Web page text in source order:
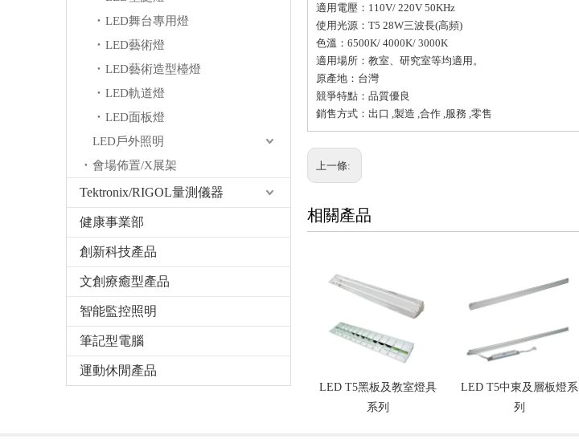
LED舞台專用燈
LED藝術燈
LED藝術造型檯燈
LED軌道燈
LED面板燈
LED戶外照明
會場佈置/X展架
Tektronix/RIGOL量測儀器
健康事業部
創新科技產品
文創療癒型產品
智能監控照明
筆記型電腦
運動休閒產品
適用電壓：110V/ 220V 50KHz
使用光源：T5 28W三波長(高頻)
色溫：6500K/ 4000K/ 3000K
適用場所：教室、研究室等均適用。
原產地：台灣
競爭特點：品質優良
銷售方式：出口 ,製造 ,合作 ,服務 ,零售
上一條:
相關產品
LED T5黑板及教室燈具
系列
LED T5中東及層板燈系
列